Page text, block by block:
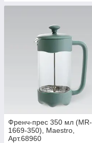
Френч-прес 350 мл (MR-
1669-350), Maestro,
Арт.68960